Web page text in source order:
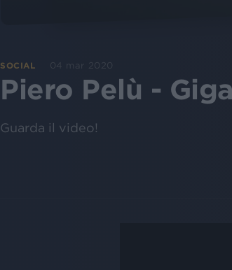
SOCIAL 04 mar 2020
Piero Pelù -
Guarda il video!